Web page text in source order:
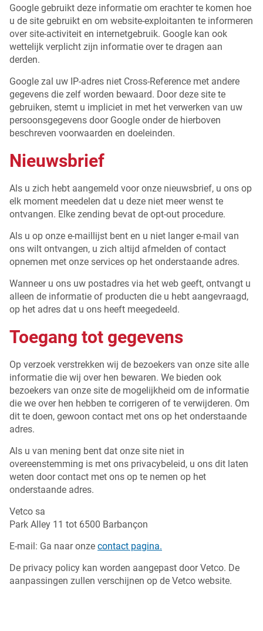
Google gebruikt deze informatie om erachter te komen hoe
u de site gebruikt en om website-exploitanten te informeren
over site-activiteit en internetgebruik. Google kan ook
wettelijk verplicht zijn informatie over te dragen aan
derden.
Google zal uw IP-adres niet Cross-Reference met andere
gegevens die zelf worden bewaard. Door deze site te
gebruiken, stemt u impliciet in met het verwerken van uw
persoonsgegevens door Google onder de hierboven
beschreven voorwaarden en doeleinden.
Nieuwsbrief
Als u zich hebt aangemeld voor onze nieuwsbrief, u ons op
elk moment meedelen dat u deze niet meer wenst te
ontvangen. Elke zending bevat de opt-out procedure.
Als u op onze e-maillijst bent en u niet langer e-mail van
ons wilt ontvangen, u zich altijd afmelden of contact
opnemen met onze services op het onderstaande adres.
Wanneer u ons uw postadres via het web geeft, ontvangt u
alleen de informatie of producten die u hebt aangevraagd,
op het adres dat u ons heeft meegedeeld.
Toegang tot gegevens
Op verzoek verstrekken wij de bezoekers van onze site alle
informatie die wij over hen bewaren. We bieden ook
bezoekers van onze site de mogelijkheid om de informatie
die we over hen hebben te corrigeren of te verwijderen. Om
dit te doen, gewoon contact met ons op het onderstaande
adres.
Als u van mening bent dat onze site niet in
overeenstemming is met ons privacybeleid, u ons dit laten
weten door contact met ons op te nemen op het
onderstaande adres.
Vetco sa
Park Alley 11 tot 6500 Barbançon
E-mail: Ga naar onze contact pagina.
De privacy policy kan worden aangepast door Vetco. De
aanpassingen zullen verschijnen op de Vetco website.